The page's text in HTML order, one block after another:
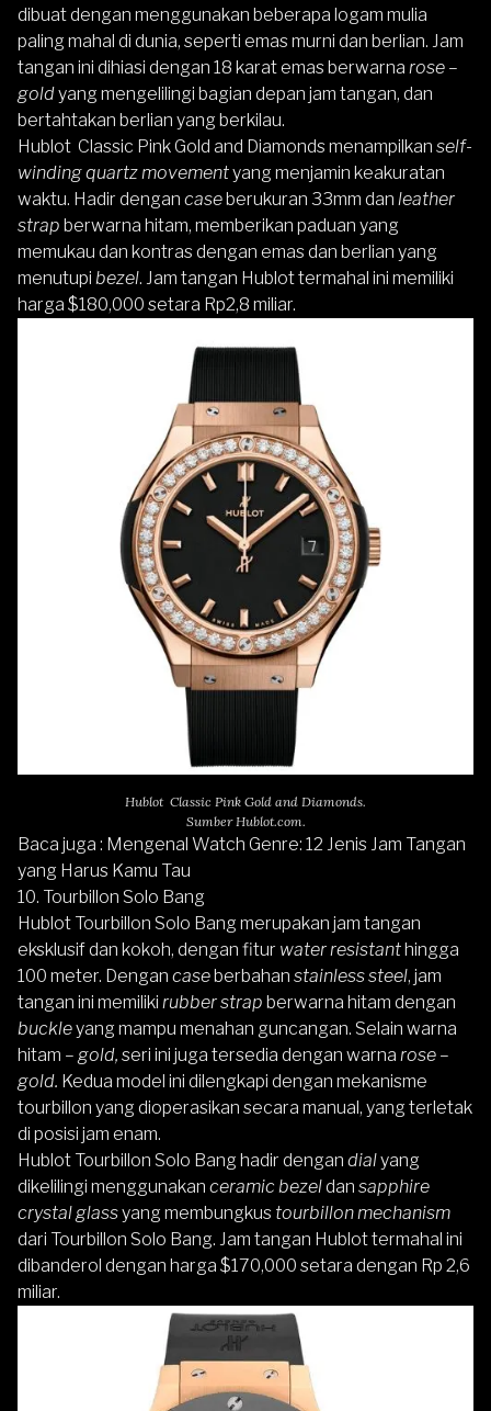
dibuat dengan menggunakan beberapa logam mulia
paling mahal di dunia, seperti emas murni dan berlian. Jam
tangan ini dihiasi dengan 18 karat emas berwarna rose –
goldyang mengelilingi bagian depan jam tangan, dan
bertahtakan berlian yang berkilau.
Hublot Classic Pink Gold and Diamonds menampilkan self-
winding quartz movementyang menjamin keakuratan
waktu. Hadir dengan caseberukuran 33mm dan leather
strap berwarna hitam, memberikan paduan yang
memukau dan kontras dengan emas dan berlian yang
menutupi bezel. Jam tangan Hublot termahal ini memiliki
harga $180,000 setara Rp2,8 miliar.
Hublot Classic Pink Gold and Diamonds.
Sumber Hublot.com.
Baca juga : Mengenal Watch Genre: 12 Jenis Jam Tangan
yang Harus Kamu Tau
10. Tourbillon Solo Bang
Hublot Tourbillon Solo Bang merupakan jam tangan
eksklusif dan kokoh, dengan fitur water resistanthingga
100 meter. Dengan caseberbahan stainless steel, jam
tangan ini memiliki rubber strap berwarna hitam dengan
buckleyang mampu menahan guncangan. Selain warna
hitam – gold, seri ini juga tersedia dengan warna rose –
gold. Kedua model ini dilengkapi dengan mekanisme
tourbillon yang dioperasikan secara manual, yang terletak
di posisi jam enam.
Hublot Tourbillon Solo Bang hadir dengan dialyang
dikelilingi menggunakan ceramic bezeldan sapphire
crystal glassyang membungkus tourbillon mechanism
dari Tourbillon Solo Bang. Jam tangan Hublot termahal ini
dibanderol dengan harga $170,000 setara dengan Rp 2,6
miliar.